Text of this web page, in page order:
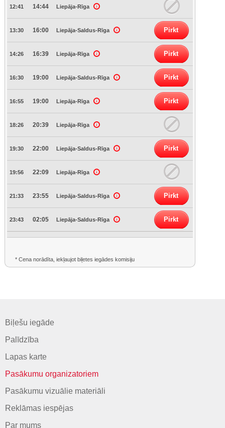
12:41 14:44 Liepāja-Rīga
13:30 16:00 Liepāja-Saldus-Rīga Pirkt
14:26 16:39 Liepāja-Rīga Pirkt
16:30 19:00 Liepāja-Saldus-Rīga Pirkt
16:55 19:00 Liepāja-Rīga Pirkt
18:26 20:39 Liepāja-Rīga
19:30 22:00 Liepāja-Saldus-Rīga Pirkt
19:56 22:09 Liepāja-Rīga
21:33 23:55 Liepāja-Saldus-Rīga Pirkt
23:43 02:05 Liepāja-Saldus-Rīga Pirkt
* Cena norādīta, iekļaujot biļetes iegādes komisiju
Biļešu iegāde
Palīdzība
Lapas karte
Pasākumu organizatoriem
Pasākumu vizuālie materiāli
Reklāmas iespējas
Par mums